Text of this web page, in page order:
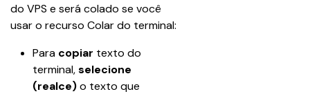
do VPS e será colado se você
usar o recurso Colar do terminal:
Para copiar texto do
terminal, selecione
(realce) o texto que